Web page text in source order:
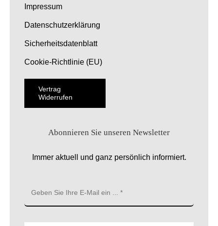
Impressum
Datenschutzerklärung
Sicherheitsdatenblatt
Cookie-Richtlinie (EU)
Vertrag
Widerrufen
Abonnieren Sie unseren Newsletter
Immer aktuell und ganz persönlich informiert.